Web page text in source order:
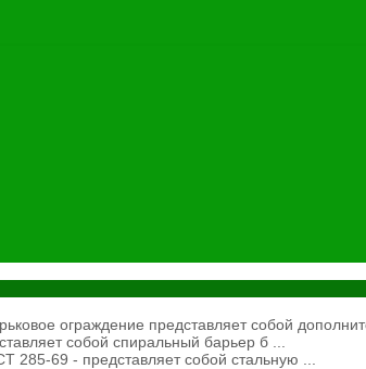
ограждение представляет собой
собой спиральный барьер б ...
69 - представляет собой стальную ...